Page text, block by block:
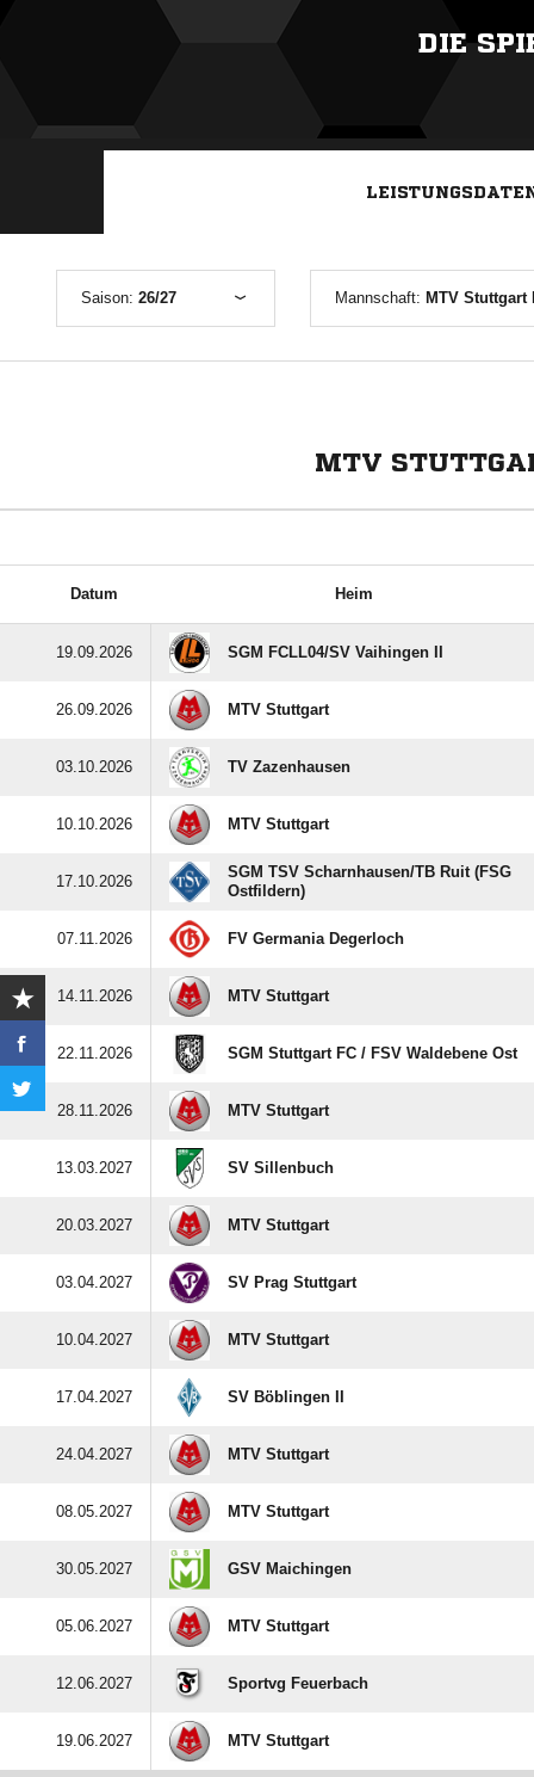
DIE
Saison: 26/27 Mannschaft: MTV Stuttgart
MTV
Datum Heim
19.09.2026 SGM FCLL04/​SV Vaihingen II
26.09.2026 MTV Stuttgart
03.10.2026 TV Zazenhausen
10.10.2026 MTV Stuttgart
17.10.2026
SGM TSV Scharnhausen/​TB Ruit (FSG
Ostfildern)
07.11.2026 FV Germania Degerloch
14.11.2026 MTV Stuttgart
22.11.2026 SGM Stuttgart FC /​ FSV Waldebene Ost
28.11.2026 MTV Stuttgart
13.03.2027 SV Sillenbuch
20.03.2027 MTV Stuttgart
03.04.2027 SV Prag Stuttgart
10.04.2027 MTV Stuttgart
17.04.2027 SV Böblingen II
24.04.2027 MTV Stuttgart
08.05.2027 MTV Stuttgart
30.05.2027 GSV Maichingen
05.06.2027 MTV Stuttgart
12.06.2027 Sportvg Feuerbach
19.06.2027 MTV Stuttgart